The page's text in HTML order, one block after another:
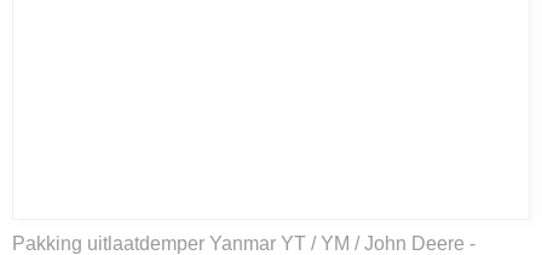
Pakking uitlaatdemper Yanmar YT / YM / John Deere -